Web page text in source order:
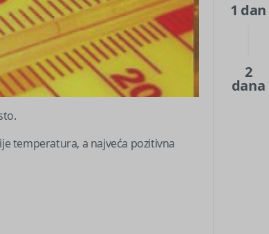
temperatura, a najveća pozitivna
1 dan
2
dana